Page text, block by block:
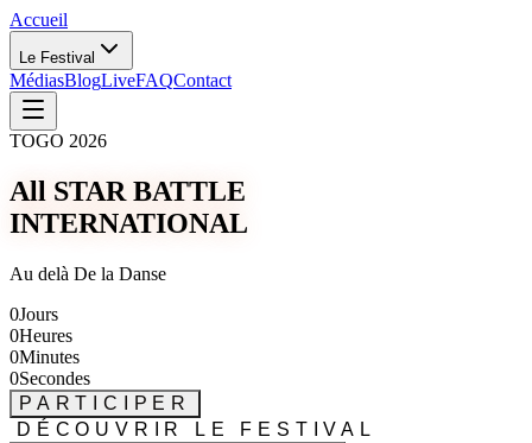
Accueil
Le Festival
MédiasBlogLiveFAQContact
TOGO 2026
All STAR BATTLE
INTERNATIONAL
Au delà De la Danse
0Jours
0Heures
0Minutes
0Secondes
PARTICIPER
DÉCOUVRIR LE FESTIVAL